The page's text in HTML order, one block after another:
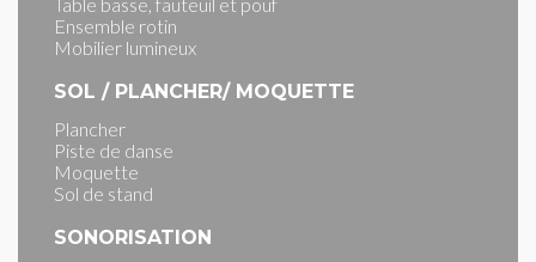
Ensemble rotin
Mobilier lumineux
SOL / PLANCHER/ MOQUETTE
Plancher
Piste de danse
Moquette
Sol de stand
SONORISATION